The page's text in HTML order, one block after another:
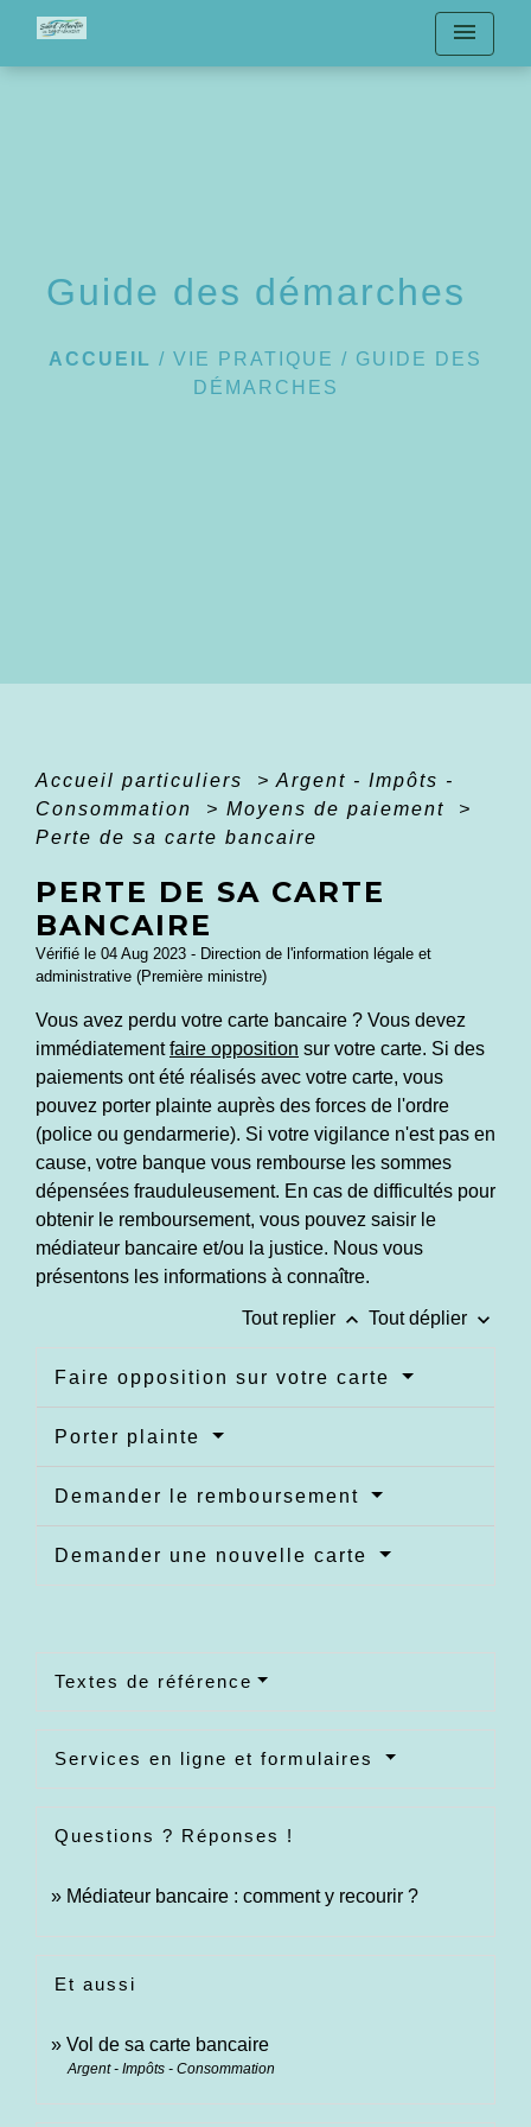
menu
Guide des démarches
ACCUEIL / VIE PRATIQUE / GUIDE DES
DÉMARCHES
Accueil particuliers > Argent - Impôts -
Consommation
> Moyens de paiement
>
Perte de sa carte bancaire
PERTE DE SA CARTE
BANCAIRE
Vérifié le 04 Aug 2023 - Direction de l'information légale et
administrative (Première ministre)
Vous avez perdu votre carte bancaire ? Vous devez
immédiatementfaire opposition sur votre carte. Si des
paiements ont été réalisés avec votre carte, vous
pouvez porter plainte auprès des forces de l'ordre
(police ou gendarmerie). Si votre vigilance n'est pas en
cause, votre banque vous rembourse les sommes
dépensées frauduleusement. En cas de difficultés pour
obtenir le remboursement, vous pouvez saisir le
médiateur bancaire et/ou la justice. Nous vous
présentons les informations à connaître.
Tout replier keyboard_arrow_up Tout déplier keyboard_arrow_down
Faire opposition sur votre carte
Porter plainte
Demander le remboursement
Demander une nouvelle carte
Textes de référence
Services en ligne et formulaires
Questions ? Réponses !
Médiateur bancaire : comment y recourir ?
Et aussi
Vol de sa carte bancaire
Argent - Impôts - Consommation